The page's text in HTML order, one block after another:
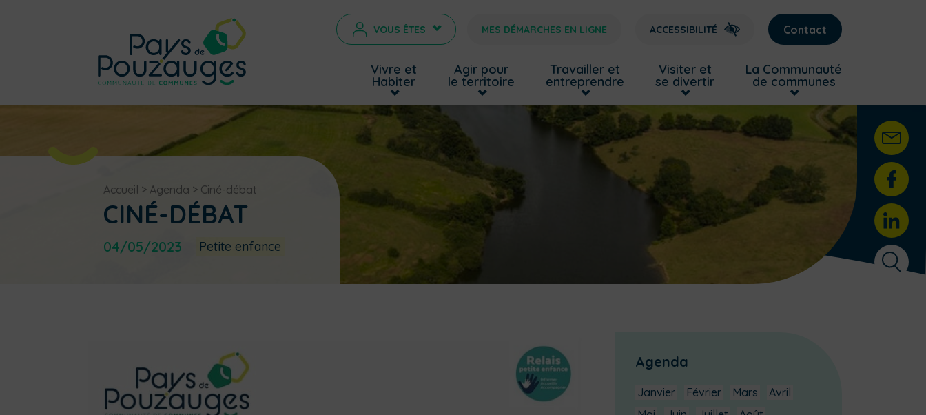
VOUS ÊTES > MES DÉMARCHES EN LIGNE ACCESSIBILITÉ Contact
Vivre et
Habiter
Agir pour
le territoire
Travailler et
entreprendre
Visiter et
se divertir
La Communauté
de communes
Accueil > Agenda > Ciné-débat
CINÉ-DÉBAT
04/05/2023 Petite enfance
Agenda
Janvier Février Mars
Avril